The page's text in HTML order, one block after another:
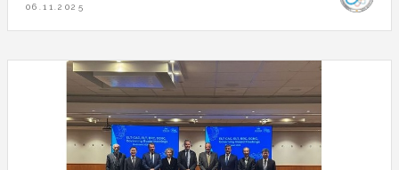
06.11.2025